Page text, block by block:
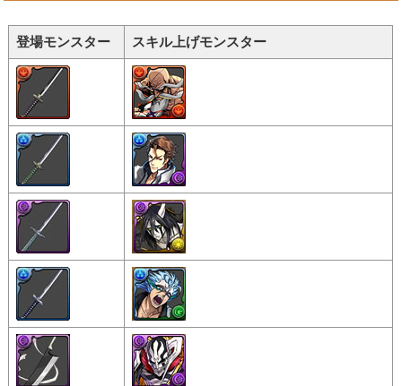
登場モンスター スキル上げモンスター